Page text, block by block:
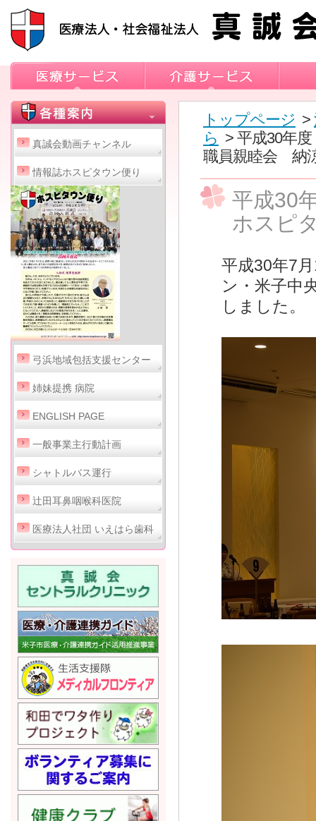
真誠会動画チャンネル
情報誌ホスピタウン便り
弓浜地域包括支援センター
姉妹提携 病院
ENGLISH PAGE
一般事業主行動計画
シャトルバス運行
辻田耳鼻咽喉科医院
医療法人社団 いえはら歯科
トップページ >
ら > 平成30年
職員親睦会 納
平成30
ホスピ
平成30年7
ン・米子中
しました。